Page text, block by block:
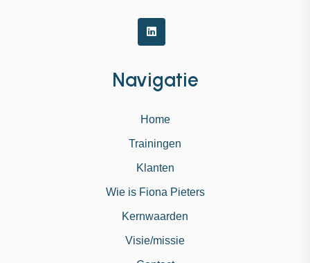
Navigatie
Home
Trainingen
Klanten
Wie is Fiona Pieters
Kernwaarden
Visie/missie